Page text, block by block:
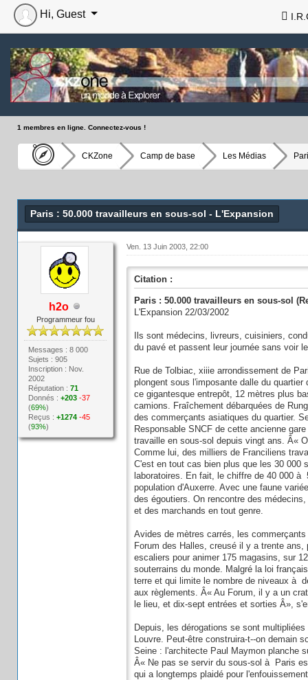
Hi, Guest
1 membres en ligne. Connectez-vous !
CKZone Camp de base Les Médias
Paris : 50.000 travailleurs en sous-sol - L'Expansion
h2o
Programmeur fou
Messages : 8 000
Sujets : 905
Inscription : Nov.
2002
Réputation :71
Donnés :+203 -37
(69%)
Reçus :+1274 -45
(93%)
Ven. 13 Juin 2003, 22:00
Citation :
Paris : 50.000 travailleurs en sous-sol
L'Expansion 22/03/2002
Ils sont médecins, livreurs, cuisiniers,
du pavé et passent leur journée sans voir
Rue de Tolbiac, xiiie arrondissement de
plongent sous l'imposante dalle du
ce gigantesque entrepôt, 12 mètres plus
camions. Fraîchement débarquées de
des commerçants asiatiques du quartier.
Responsable SNCF de cette ancienne
travaille en sous-sol depuis vingt ans. Â«
Comme lui, des milliers de Franciliens
C'est en tout cas bien plus que les 30 000
laboratoires. En fait, le chiffre de 40 000 à
population d'Auxerre. Avec une faune
des égoutiers. On rencontre des
et des marchands en tout genre.
Avides de mètres carrés, les
Forum des Halles, creusé il y a trente
escaliers pour animer 175 magasins, sur
souterrains du monde. Malgré la loi
terre et qui limite le nombre de niveaux à
aux règlements. Â« Au Forum, il y a un
le lieu, et dix-sept entrées et sorties Â»,
Depuis, les dérogations se sont
Louvre. Peut-être construira-t--on demain
Seine : l'architecte Paul Maymon planche
Â« Ne pas se servir du sous-sol à Paris
qui a longtemps plaidé pour